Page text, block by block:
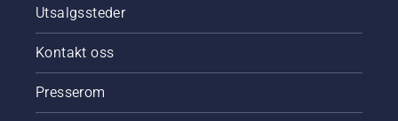
Utsalgssteder
Kontakt oss
Presserom